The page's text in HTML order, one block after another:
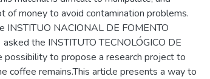
of money to avoid contamina­tion problems.
INSTITUO NACIONAL DE FOMENTO
the INSTITUTO TECNOLÓGICO DE
possibility to propose a research project to
coffee remains.This article presents a way to